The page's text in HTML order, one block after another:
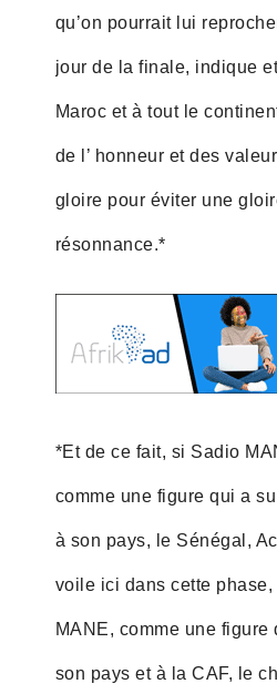
qu’on pourrait lui
jour de la finale, indique
Maroc et à tout le
de l’ honneur et des
gloire pour éviter une
résonnance.*
*Et de ce fait, si Sadio
comme une figure qui a
à son pays, le Sénégal,
voile ici dans cette
MANE, comme une
son pays et à la CAF, le